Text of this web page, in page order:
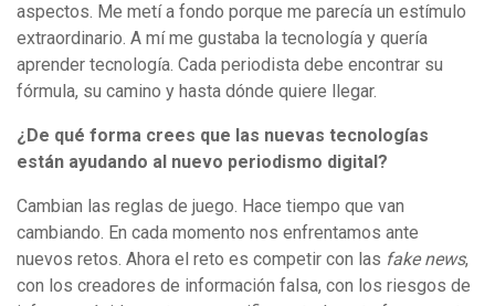
aspectos. Me metí a fondo porque me parecía un estímulo
extraordinario. A mí me gustaba la tecnología y quería
aprender tecnología. Cada periodista debe encontrar su
fórmula, su camino y hasta dónde quiere llegar.
¿De qué forma crees que las nuevas tecnologías
están ayudando al nuevo periodismo digital?
Cambian las reglas de juego. Hace tiempo que van
cambiando. En cada momento nos enfrentamos ante
nuevos retos. Ahora el reto es competir con las fake news,
con los creadores de información falsa, con los riesgos de